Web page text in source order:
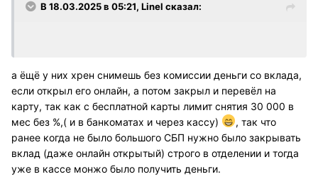
В 18.03.2025 в 05:21, Linel сказал:
а ёщё у них хрен снимешь без комиссии деньги со вклада,
если открыл его онлайн, а потом закрыл и перевёл на
карту, так как с бесплатной карты лимит снятия 30 000 в
мес без %,( и в банкоматах и через кассу)
, так что
ранее когда не было большого СБП нужно было закрывать
вклад (даже онлайн открытый) строго в отделении и тогда
уже в кассе монжо было получить деньги.